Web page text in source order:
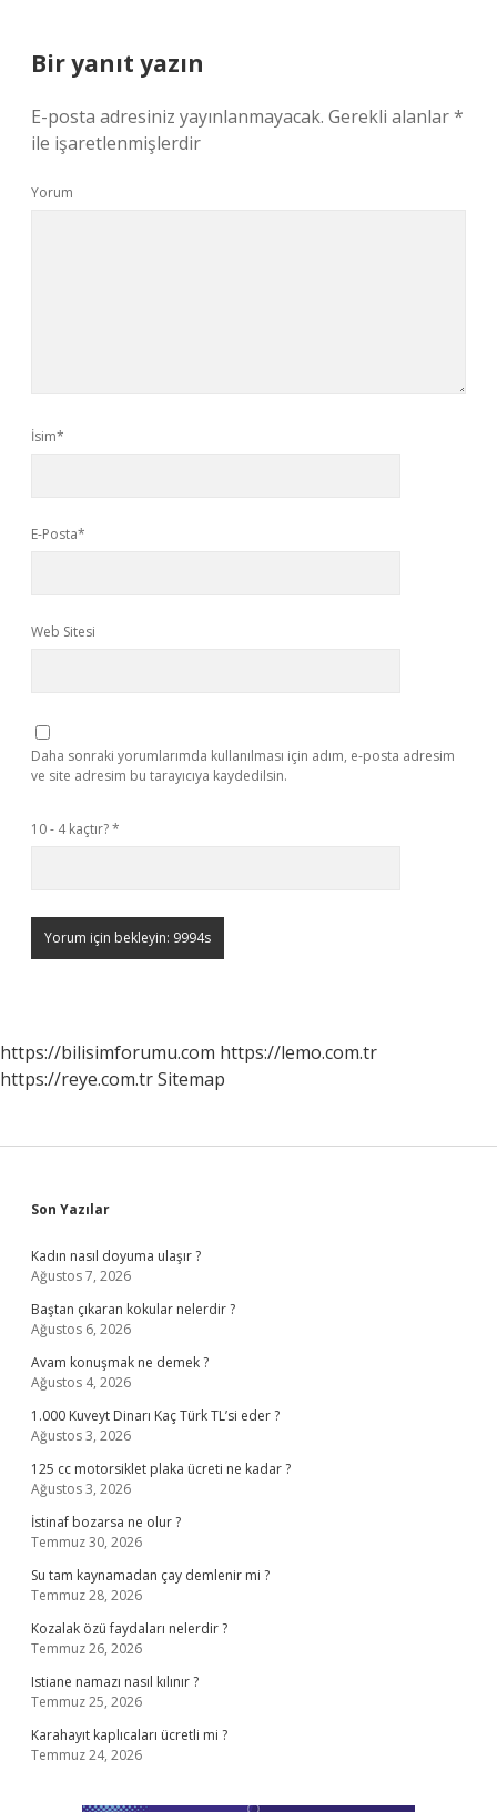
Bir yanıt yazın
E-posta adresiniz yayınlanmayacak. Gerekli alanlar*
ile işaretlenmişlerdir
Yorum
İsim*
E-Posta*
Web Sitesi
Daha sonraki yorumlarımda kullanılması için adım, e-posta adresim
ve site adresim bu tarayıcıya kaydedilsin.
10 - 4 kaçtır?*
https://bilisimforumu.com https://lemo.com.tr
https://reye.com.trSitemap
Sidebar
Son Yazılar
Kadın nasıl doyuma ulaşır ?
Ağustos 7, 2026
Baştan çıkaran kokular nelerdir ?
Ağustos 6, 2026
Avam konuşmak ne demek ?
Ağustos 4, 2026
1.000 Kuveyt Dinarı Kaç Türk TL’si eder ?
Ağustos 3, 2026
125 cc motorsiklet plaka ücreti ne kadar ?
Ağustos 3, 2026
İstinaf bozarsa ne olur ?
Temmuz 30, 2026
Su tam kaynamadan çay demlenir mi ?
Temmuz 28, 2026
Kozalak özü faydaları nelerdir ?
Temmuz 26, 2026
Istiane namazı nasıl kılınır ?
Temmuz 25, 2026
Karahayıt kaplıcaları ücretli mi ?
Temmuz 24, 2026